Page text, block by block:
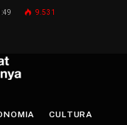
9.531
CULTURA